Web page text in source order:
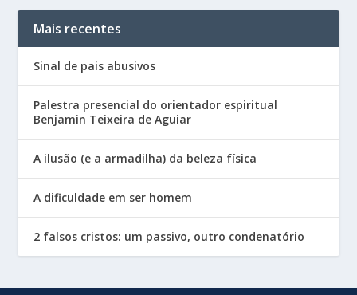
Mais recentes
Sinal de pais abusivos
Palestra presencial do orientador espiritual
Benjamin Teixeira de Aguiar
A ilusão (e a armadilha) da beleza física
A dificuldade em ser homem
2 falsos cristos: um passivo, outro condenatório